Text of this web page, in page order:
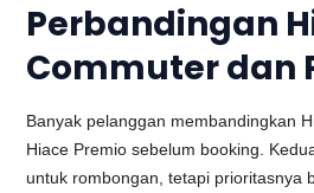
Perbandingan
Commuter dan
Banyak pelanggan membandingkan
Hiace Premio sebelum booking.
untuk rombongan, tetapi prioritasnya